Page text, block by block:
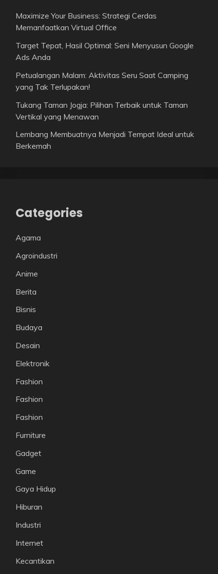
Maximize Your Business: Strategi Cerdas
Memanfaatkan Virtual Office
Target Tepat, Hasil Optimal: Seni Menyusun Google
Ads Anda
Petualangan Malam: Aktivitas Seru Saat Camping
yang Tak Terlupakan!
Tukang Taman Jogja: Pilihan Terbaik untuk Taman
Vertikal yang Menawan
Lembang Membuatnya Menjadi Tempat Ideal untuk
Berkemah
Categories
Agama
Agroindustri
Anime
Berita
Bisnis
Budaya
Desain
Elektronik
Fashion
Fashion
Fashion
Furniture
Gadget
Game
Gaya Hidup
Hiburan
Industri
Internet
Kecantikan